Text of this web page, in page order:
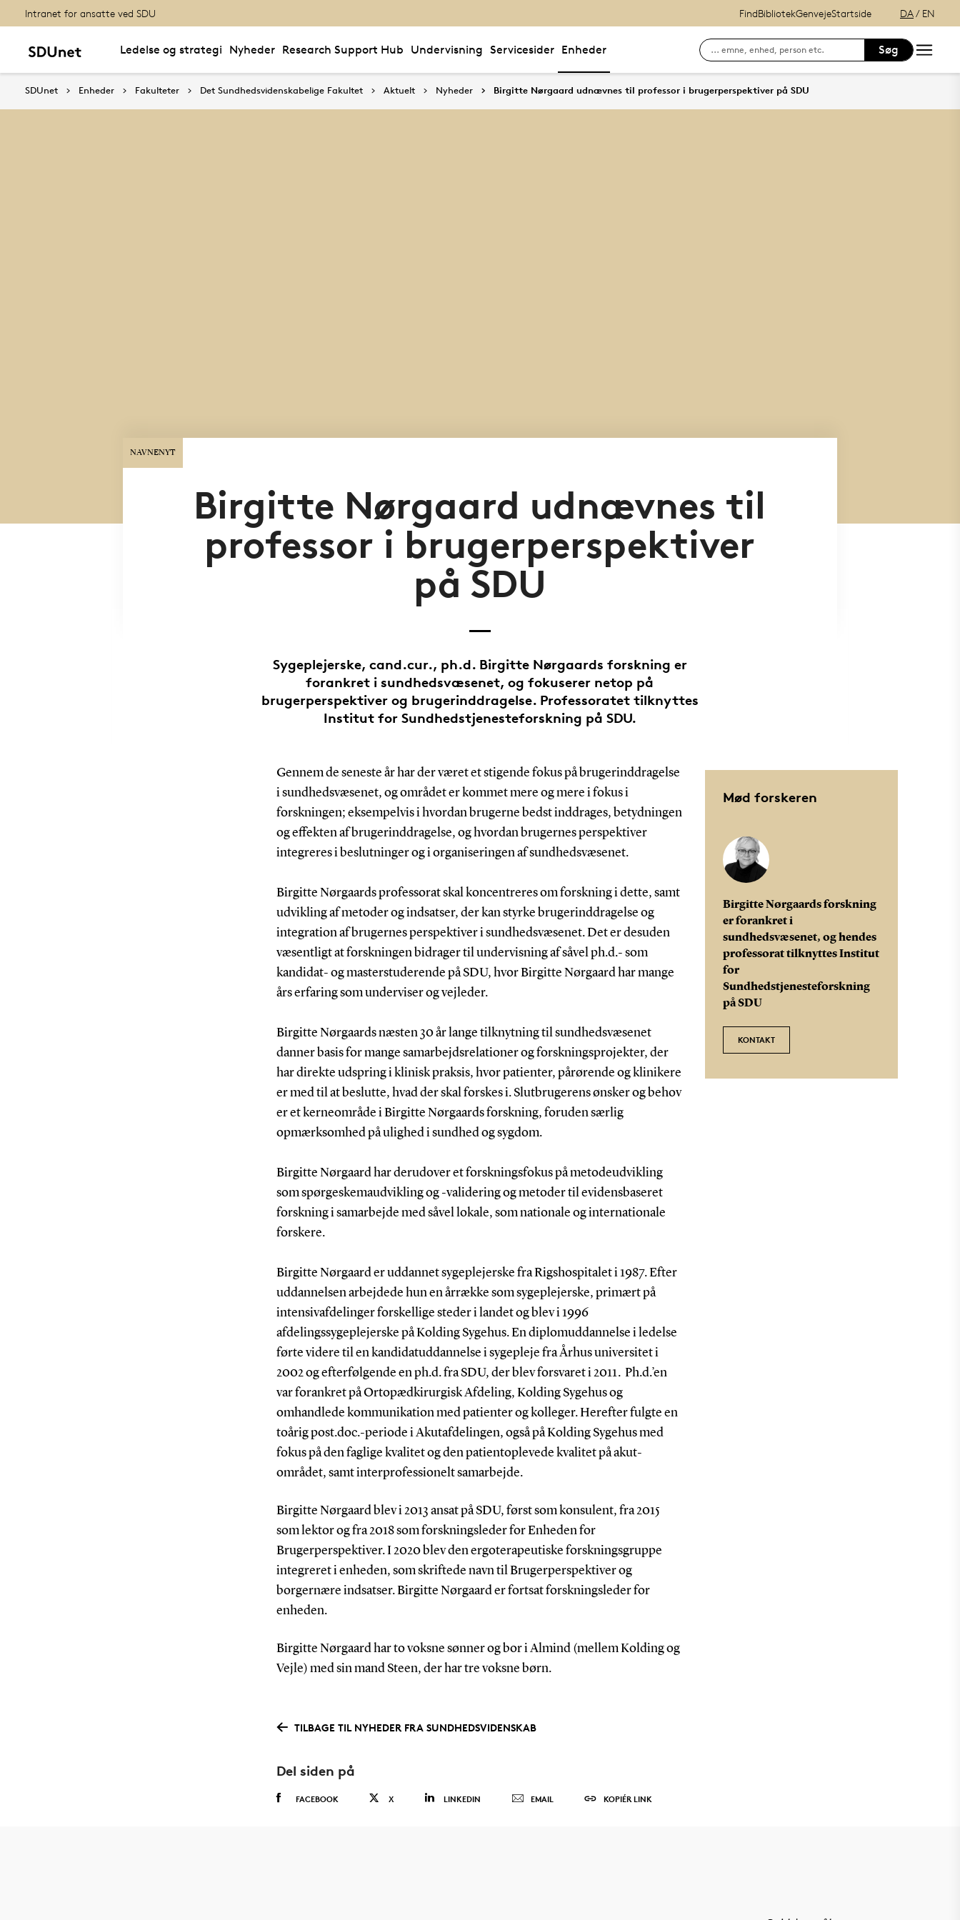
Intranet for ansatte ved SDU Find
Søg efter kontaktinformation på ansatte
Hvordan finder du Syddansk Universitet?
BibliotekGenveje
E-læring (itslearning)
Startside DA/ EN
Ledelse og strategi Nyheder Research Support Hub Undervisning Servicesider Enheder Søg
SDUnet Enheder Fakulteter Det Sundhedsvidenskabelige Fakultet Aktuelt Nyheder Birgitte Nørgaard udnævnes til professor i brugerperspektiver på SDU
NAVNENYT
Birgitte Nørgaard udnævnes til
professor i brugerperspektiver
på SDU
Sygeplejerske, cand.cur., ph.d. Birgitte Nørgaards forskning er
forankret i sundhedsvæsenet, og fokuserer netop på
brugerperspektiver og brugerinddragelse. Professoratet tilknyttes
Institut for Sundhedstjenesteforskning på SDU.
Gennem de seneste år har der været et stigende fokus på brugerinddragelse
i sundhedsvæsenet, og området er kommet mere og mere i fokus i
forskningen; eksempelvis i hvordan brugerne bedst inddrages, betydningen
og effekten af brugerinddragelse, og hvordan brugernes perspektiver
integreres i beslutninger og i organiseringen af sundhedsvæsenet.
Birgitte Nørgaards professorat skal koncentreres om forskning i dette, samt
udvikling af metoder og indsatser, der kan styrke brugerinddragelse og
integration af brugernes perspektiver i sundhedsvæsenet. Det er desuden
væsentligt at forskningen bidrager til undervisning af såvel ph.d.- som
kandidat- og masterstuderende på SDU, hvor Birgitte Nørgaard har mange
års erfaring som underviser og vejleder.
Birgitte Nørgaards næsten 30 år lange tilknytning til sundhedsvæsenet
danner basis for mange samarbejdsrelationer og forskningsprojekter, der
har direkte udspring i klinisk praksis, hvor patienter, pårørende og klinikere
er med til at beslutte, hvad der skal forskes i. Slutbrugerens ønsker og behov
er et kerneområde i Birgitte Nørgaards forskning, foruden særlig
opmærksomhed på ulighed i sundhed og sygdom.
Birgitte Nørgaard har derudover et forskningsfokus på metodeudvikling
som spørgeskemaudvikling og -validering og metoder til evidensbaseret
forskning i samarbejde med såvel lokale, som nationale og internationale
forskere.
Birgitte Nørgaard er uddannet sygeplejerske fra Rigshospitalet i 1987. Efter
uddannelsen arbejdede hun en årrække som sygeplejerske, primært på
intensivafdelinger forskellige steder i landet og blev i 1996
afdelingssygeplejerske på Kolding Sygehus. En diplomuddannelse i ledelse
førte videre til en kandidatuddannelse i sygepleje fra Århus universitet i
2002 og efterfølgende en ph.d. fra SDU, der blev forsvaret i 2011. Ph.d.’en
var forankret på Ortopædkirurgisk Afdeling, Kolding Sygehus og
omhandlede kommunikation med patienter og kolleger. Herefter fulgte en
toårig post.doc.-periode i Akutafdelingen, også på Kolding Sygehus med
fokus på den faglige kvalitet og den patientoplevede kvalitet på akut-
området, samt interprofessionelt samarbejde.
Birgitte Nørgaard blev i 2013 ansat på SDU, først som konsulent, fra 2015
som lektor og fra 2018 som forskningsleder for Enheden for
Brugerperspektiver. I 2020 blev den ergoterapeutiske forskningsgruppe
integreret i enheden, som skriftede navn til Brugerperspektiver og
borgernære indsatser. Birgitte Nørgaard er fortsat forskningsleder for
enheden.
Birgitte Nørgaard har to voksne sønner og bor i Almind (mellem Kolding og
Vejle) med sin mand Steen, der har tre voksne børn.
Mød forskeren
Birgitte Nørgaards forskning
er forankret i
sundhedsvæsenet, og hendes
professorat tilknyttes Institut
for
Sundhedstjenesteforskning
på SDU
KONTAKT
TILBAGE TIL NYHEDER FRA SUNDHEDSVIDENSKAB
Del siden på
FACEBOOK X LINKEDIN EMAIL KOPIÉR LINK